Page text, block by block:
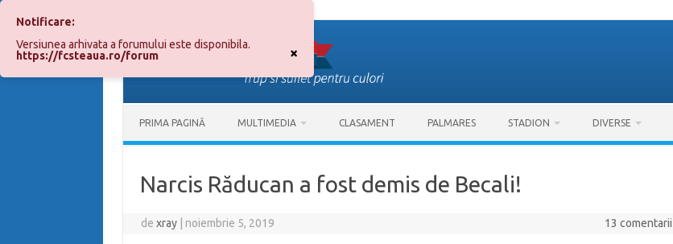
conținut
PRIMA PAGINĂ MULTIMEDIA CLASAMENT PALMARES STADION DIVERSE
Narcis Răducan a fost demis de Becali!
dexray noiembrie 5, 2019 13 comentarii
×
Notificare:
Versiunea arhivata a forumului este disponibila.
https://fcsteaua.ro/forum